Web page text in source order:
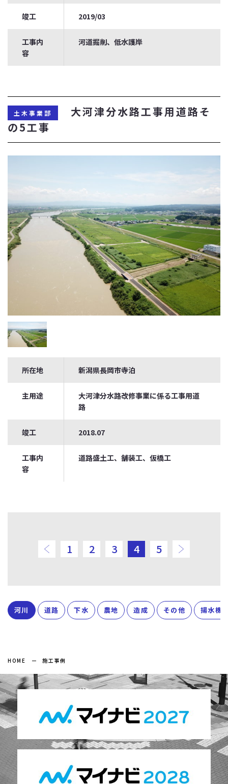
竣工 2019/03
工事内
容
河道掘削、低水護岸
土木事業部
大河津分水路工事用道路そ
の5工事
所在地 新潟県長岡市寺泊
主用途
大河津分水路改修事業に係る工事用道
路
竣工 2018.07
工事内
容
道路盛土工、舗装工、仮橋工
前のページ
1 2 3 4 5
河川 道路 下水 農地 造成 その他 揚水機
HOME 施工事例